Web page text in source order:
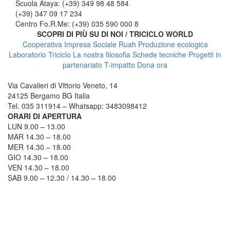
Scuola Ataya: (+39) 349 98 48 584
(+39) 347 09 17 234
Centro Fo.R.Me: (+39) 035 590 000 8
SCOPRI DI PIÙ SU DI NOI / TRICICLO WORLD
Cooperativa Impresa Sociale Ruah Produzione ecologica
Laboratorio Triciclo La nostra filosofia Schede tecniche Progetti in
partenariato T-impatto Dona ora
Via Cavalieri di Vittorio Veneto, 14
24125 Bergamo BG Italia
Tel. 035 311914 – Whatsapp: 3483098412
ORARI DI APERTURA
LUN 9.00 – 13.00
MAR 14.30 – 18.00
MER 14.30 – 18.00
GIO 14.30 – 18.00
VEN 14.30 – 18.00
SAB 9.00 – 12.30 / 14.30 – 18.00